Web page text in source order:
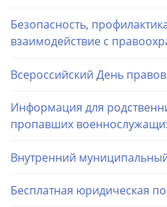
Безопасность,
взаимодействие с
Всероссийский День
Информация для
пропавших
Внутренний
Бесплатная юридическая